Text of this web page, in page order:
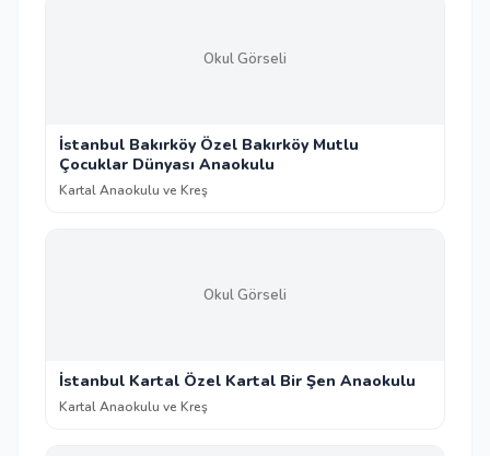
Okul Görseli
İstanbul Bakırköy Özel Bakırköy Mutlu
Çocuklar Dünyası Anaokulu
Kartal Anaokulu ve Kreş
Okul Görseli
İstanbul Kartal Özel Kartal Bir Şen Anaokulu
Kartal Anaokulu ve Kreş